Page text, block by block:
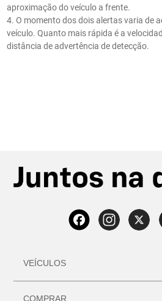
aproximação do veículo a frente.
4. O momento dos dois alertas varia de
veículo. Quanto mais rápida é a
distância de advertência de detecção.